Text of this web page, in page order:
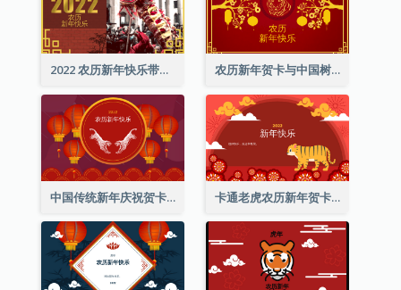
2022 农历新年快乐带照片贺卡 农历新年贺卡与中国树插图
中国传统新年庆祝贺卡 卡通老虎农历新年贺卡